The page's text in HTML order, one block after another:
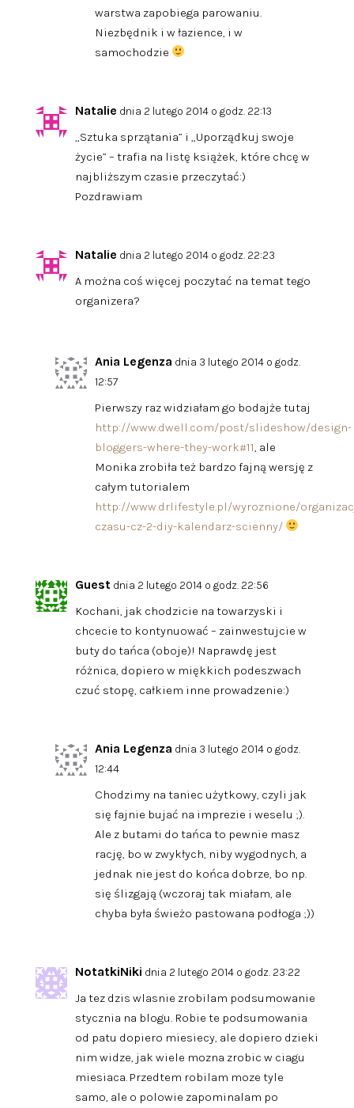
warstwa zapobiega parowaniu.
Niezbędnik i w łazience, i w
samochodzie
Natalie dnia 2 lutego 2014 o godz. 22:13
„Sztuka sprzątania” i „Uporządkuj swoje
życie” – trafia na listę książek, które chcę w
najbliższym czasie przeczytać:)
Pozdrawiam
Natalie dnia 2 lutego 2014 o godz. 22:23
A można coś więcej poczytać na temat tego
organizera?
Ania Legenza dnia 3 lutego 2014 o godz.
12:57
Pierwszy raz widziałam go bodajże tutaj
http://www.dwell.com/post/slideshow/design-
bloggers-where-they-work#11, ale
Monika zrobiła też bardzo fajną wersję z
całym tutorialem
http://www.drlifestyle.pl/wyroznione/
czasu-cz-2-diy-kalendarz-scienny/
Guest dnia 2 lutego 2014 o godz. 22:56
Kochani, jak chodzicie na towarzyski i
chcecie to kontynuować – zainwestujcie w
buty do tańca (oboje)! Naprawdę jest
różnica, dopiero w miękkich podeszwach
czuć stopę, całkiem inne prowadzenie:)
Ania Legenza dnia 3 lutego 2014 o godz.
12:44
Chodzimy na taniec użytkowy, czyli jak
się fajnie bujać na imprezie i weselu ;).
Ale z butami do tańca to pewnie masz
rację, bo w zwykłych, niby wygodnych, a
jednak nie jest do końca dobrze, bo np.
się ślizgają (wczoraj tak miałam, ale
chyba była świeżo pastowana podłoga ;))
NotatkiNiki dnia 2 lutego 2014 o godz. 23:22
Ja tez dzis wlasnie zrobilam podsumowanie
stycznia na blogu. Robie te podsumowania
od patu dopiero miesiecy, ale dopiero dzieki
nim widze, jak wiele mozna zrobic w ciagu
miesiaca. Przedtem robilam moze tyle
samo, ale o polowie zapominalam po